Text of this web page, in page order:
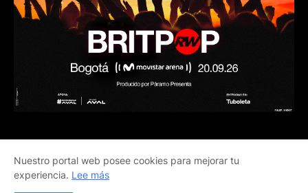
Inicio Terminos de Servicio Política de Privacidad
Nuestro portal web posee cookies para mejorar tu
experiencia. Lee más